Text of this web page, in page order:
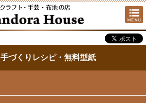
手づくりレシピ・無料型紙